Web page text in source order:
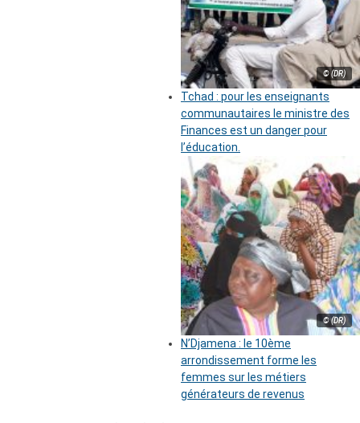
© (DR)
Tchad : pour les enseignants
communautaires le ministre des
Finances est un danger pour
l’éducation.
© (DR)
N’Djamena : le 10ème
arrondissement forme les
femmes sur les métiers
générateurs de revenus